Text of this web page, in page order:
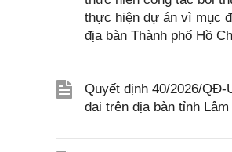
thực hiện dự án vì mục
địa bàn Thành phố Hồ
Quyết định 40/2026/
đai trên địa bàn tỉnh